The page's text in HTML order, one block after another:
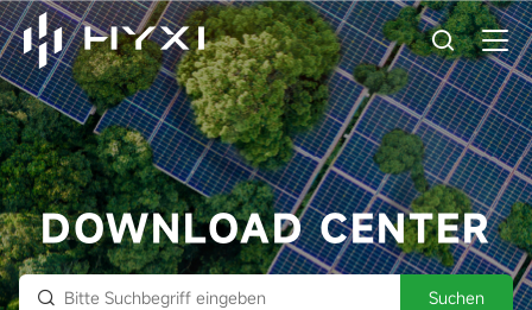
DOWNLOAD CENTER
Suchen